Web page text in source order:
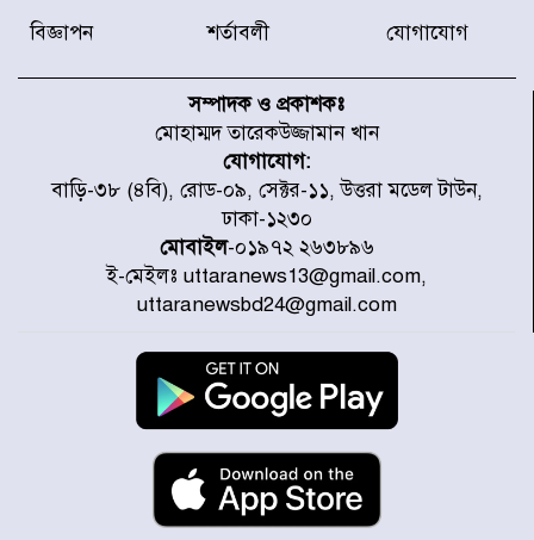
আল্টিমেটাম
দেশে ভারি বৃষ্টির সতর্কবার্তা, ১০
জেলায় বন্যার পূর্বাভাস
৫৩ নং ওয়ার্ডের সড়কে নেমপ্লেট
স্থাপনের উদ্যোগ চান মিয়া ব্যাপারীর
৭ জেলায় ঝোড়ো হাওয়াসহ বজ্রবৃষ্টির
বগুড়া ও সিলেটে সড়ক দুর্ঘটনায় নিহত
১৫
বিজ্ঞাপন শর্তাবলী যোগাযোগ
সম্পাদক ও প্রকাশকঃ
মোহাম্মদ তারেকউজ্জামান খান
যোগাযোগ:
বাড়ি-৩৮ (৪বি), রোড-০৯, সেক্টর-১১, উত্তরা মডেল টাউন,
ঢাকা-১২৩০
মোবাইল-০১৯৭২ ২৬৩৮৯৬
ই-মেইলঃ uttaranews13@gmail.com,
uttaranewsbd24@gmail.com